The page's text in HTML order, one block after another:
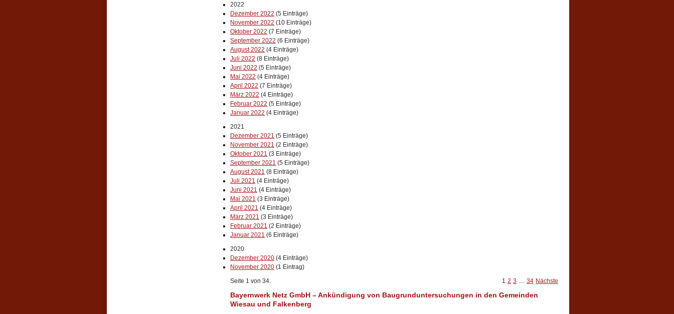
2022
Dezember 2022 (5 Einträge)
November 2022 (10 Einträge)
Oktober 2022 (7 Einträge)
September 2022 (6 Einträge)
August 2022 (4 Einträge)
Juli 2022 (8 Einträge)
Juni 2022 (5 Einträge)
Mai 2022 (4 Einträge)
April 2022 (7 Einträge)
März 2022 (4 Einträge)
Februar 2022 (5 Einträge)
Januar 2022 (4 Einträge)
2021
Dezember 2021 (5 Einträge)
November 2021 (2 Einträge)
Oktober 2021 (3 Einträge)
September 2021 (5 Einträge)
August 2021 (8 Einträge)
Juli 2021 (4 Einträge)
Juni 2021 (4 Einträge)
Mai 2021 (3 Einträge)
April 2021 (4 Einträge)
März 2021 (3 Einträge)
Februar 2021 (2 Einträge)
Januar 2021 (6 Einträge)
2020
Dezember 2020 (4 Einträge)
November 2020 (1 Eintrag)
Seite 1 von 34.
1 2 3 .... 34 Nächste
Bayernwerk Netz GmbH – Ankündigung von Baugrunduntersuchungen in den Gemeinden
Wiesau und Falkenberg